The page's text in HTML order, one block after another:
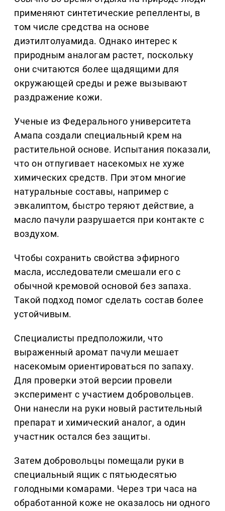
применяют синтетические репелленты, в
том числе средства на основе
диэтилтолуамида. Однако интерес к
природным аналогам растет, поскольку
они считаются более щадящими для
окружающей среды и реже вызывают
раздражение кожи.
Ученые из Федерального университета
Амапа создали специальный крем на
растительной основе. Испытания показали,
что он отпугивает насекомых не хуже
химических средств. При этом многие
натуральные составы, например с
эвкалиптом, быстро теряют действие, а
масло пачули разрушается при контакте с
воздухом.
Чтобы сохранить свойства эфирного
масла, исследователи смешали его с
обычной кремовой основой без запаха.
Такой подход помог сделать состав более
устойчивым.
Специалисты предположили, что
выраженный аромат пачули мешает
насекомым ориентироваться по запаху.
Для проверки этой версии провели
эксперимент с участием добровольцев.
Они нанесли на руки новый растительный
препарат и химический аналог, а один
участник остался без защиты.
Затем добровольцы помещали руки в
специальный ящик с пятьюдесятью
голодными комарами. Через три часа на
обработанной коже не оказалось ни одного